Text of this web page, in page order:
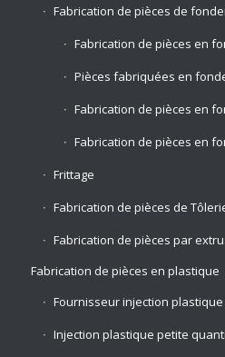
Fabrication de pièces de
Fabrication de pièces en
Pièces fabriquées en
Fabrication de pièces en
Fabrication de pièces en
Frittage
Fabrication de pièces de
Fabrication de pièces par
Fabrication de pièces en plastique
Fournisseur injection plastique
Injection plastique petite